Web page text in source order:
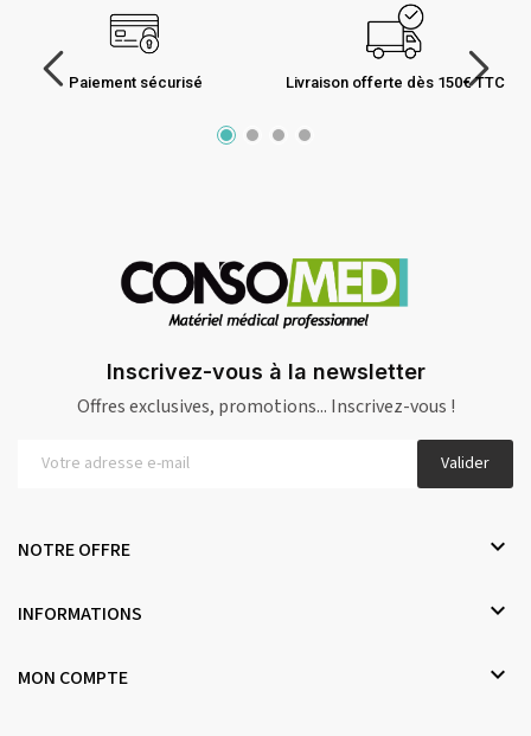
Paiement sécurisé Livraison offerte dès 150€ TTC
Inscrivez-vous à la newsletter
Offres exclusives, promotions... Inscrivez-vous !
Valider
NOTRE OFFRE 
INFORMATIONS 
MON COMPTE 